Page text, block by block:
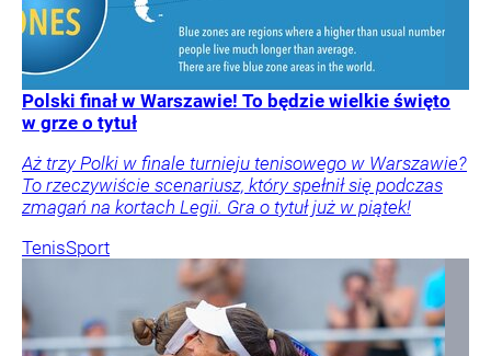
Polski finał w Warszawie! To będzie wielkie święto
w grze o tytuł
Aż trzy Polki w finale turnieju tenisowego w Warszawie?
To rzeczywiście scenariusz, który spełnił się podczas
zmagań na kortach Legii. Gra o tytuł już w piątek!
TenisSport